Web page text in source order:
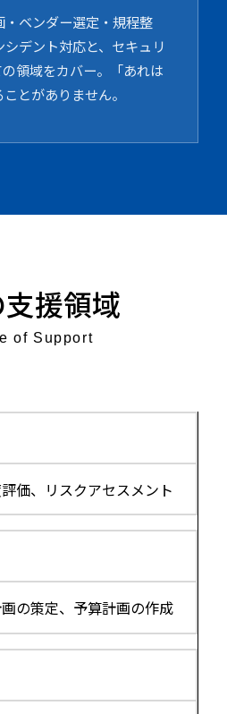
ベンダー選定・規程整
デント対応と、セキュリ
領域をカバー。「あれは
とがありません。
援領域
of Support
価、リスクアセスメント
の策定、予算計画の作成